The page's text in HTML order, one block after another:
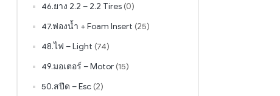
46.ยาง 2.2 – 2.2 Tires (0)
47.ฟองน้ำ + Foam Insert (25)
48.ไฟ – Light (74)
49.มอเตอร์ – Motor (15)
50.สปีด – Esc (2)